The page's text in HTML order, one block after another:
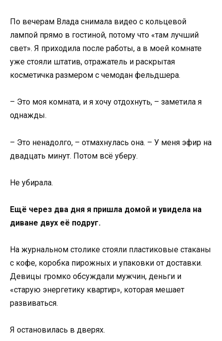
По вечерам Влада снимала видео с кольцевой
лампой прямо в гостиной, потому что «там лучший
свет». Я приходила после работы, а в моей комнате
уже стояли штатив, отражатель и раскрытая
косметичка размером с чемодан фельдшера.
– Это моя комната, и я хочу отдохнуть, – заметила я
однажды.
– Это ненадолго, – отмахнулась она. – У меня эфир на
двадцать минут. Потом всё уберу.
Не убирала.
Ещё через два дня я пришла домой и увидела на
диване двух её подруг.
На журнальном столике стояли пластиковые стаканы
с кофе, коробка пирожных и упаковки от доставки.
Девицы громко обсуждали мужчин, деньги и
«старую энергетику квартир», которая мешает
развиваться.
Я остановилась в дверях.